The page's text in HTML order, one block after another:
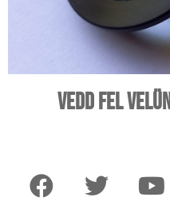
Vedd fel